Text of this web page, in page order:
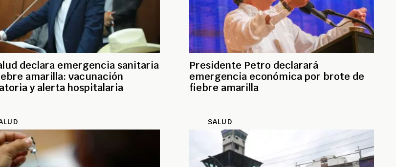
declara emergencia sanitaria
amarilla: vacunación
y alerta hospitalaria
Presidente Petro declarará
emergencia económica por brote de
fiebre amarilla
SALUD